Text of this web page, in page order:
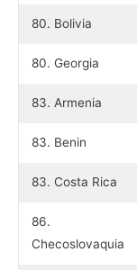
80. Bolivia
80. Georgia
83. Armenia
83. Benin
83. Costa Rica
86.
Checoslovaquia